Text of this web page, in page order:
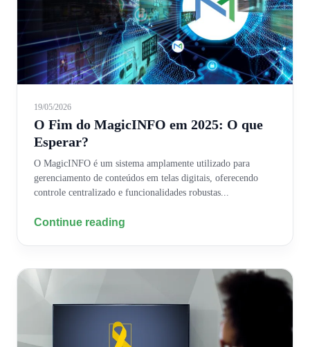
19/05/2026
O Fim do MagicINFO em 2025: O que
Esperar?
O MagicINFO é um sistema amplamente utilizado para
gerenciamento de conteúdos em telas digitais, oferecendo
controle centralizado e funcionalidades robustas...
Continue reading